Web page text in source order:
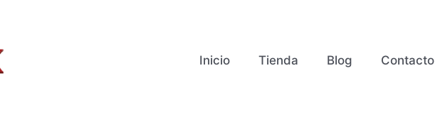
Inicio Tienda Blog Contacto